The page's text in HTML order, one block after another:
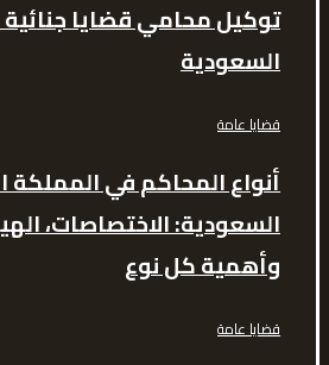
توكيل محامي قضايا
السعودية
قضايا عامة
أنواع المحاكم في المملكة
السعودية: الاختصاصات،
وأهمية كل نوع
قضايا عامة